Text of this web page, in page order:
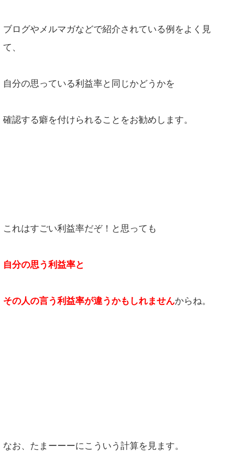
ブログやメルマガなどで紹介されている例をよく見
て、
自分の思っている利益率と同じかどうかを
確認する癖を付けられることをお勧めします。
これはすごい利益率だぞ！と思っても
自分の思う利益率と
その人の言う利益率が違うかもしれませんからね。
なお、たまーーーにこういう計算を見ます。